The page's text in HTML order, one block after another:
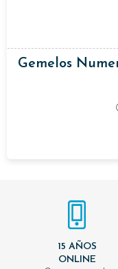
Gemelos
15 AÑOS
ONLINE